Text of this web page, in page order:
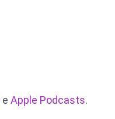
e Apple Podcasts.